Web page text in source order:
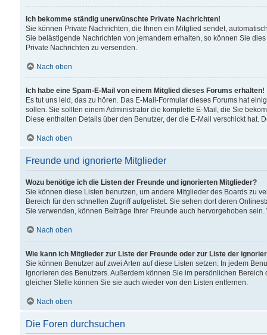
Ich bekomme ständig unerwünschte Private Nachrichten!
Sie können Private Nachrichten, die Ihnen ein Mitglied sendet,
Sie belästigende Nachrichten von jemandem erhalten, so können Sie
Private Nachrichten zu versenden.
Nach oben
Ich habe eine Spam-E-Mail von einem Mitglied dieses Forums erhalten!
Es tut uns leid, das zu hören. Das E-Mail-Formular dieses Forums hat
sollen. Sie sollten einem Administrator die komplette E-Mail, die Sie
Diese enthalten Details über den Benutzer, der die E-Mail verschickt hat.
Nach oben
Freunde und ignorierte Mitglieder
Wozu benötige ich die Listen der Freunde und ignorierten Mitglieder?
Sie können diese Listen benutzen, um andere Mitglieder des Boards zu
Bereich für den schnellen Zugriff aufgelistet. Sie sehen dort deren
Sie verwenden, können Beiträge Ihrer Freunde auch hervorgehoben
Nach oben
Wie kann ich Mitglieder zur Liste der Freunde oder zur Liste der
Sie können Benutzer auf zwei Arten auf diese Listen setzen: In jedem
Ignorieren des Benutzers. Außerdem können Sie im persönlichen
gleicher Stelle können Sie sie auch wieder von den Listen entfernen.
Nach oben
Die Foren durchsuchen